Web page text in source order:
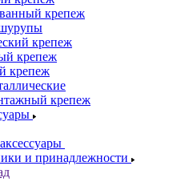
крепеж
крепеж
крепеж
крепеж
крепеж
и принадлежности